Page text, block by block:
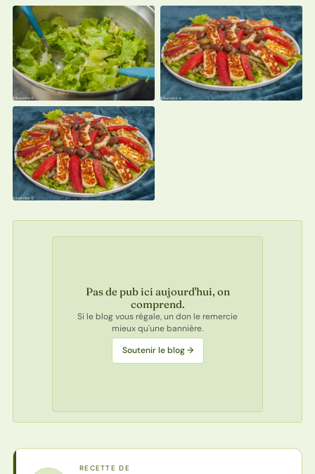
Pas de pub ici aujourd'hui, on
comprend.
Si le blog vous régale, un don le remercie
mieux qu'une bannière.
Soutenir le blog →
RECETTE DE